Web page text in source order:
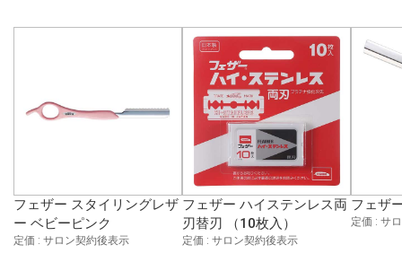
フェザー スタイリングレザ
ー ベビーピンク
定価 : サロン契約後表示
フェザー ハイステンレス両
刃替刃 （10枚入）
定価 : サロン契約後表示
フェザ
定価 : サ